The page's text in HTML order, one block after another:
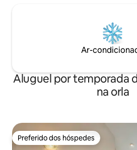
Ar-
Aluguel por temporada
na orla
Preferido dos hóspedes
Preferido dos hóspedes